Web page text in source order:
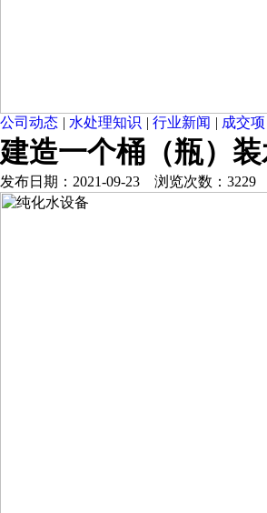
公司动态 | 水处理知识 | 行业新闻 | 成交
建造一个桶（瓶）
发布日期：2021-09-23 浏览次数：3229